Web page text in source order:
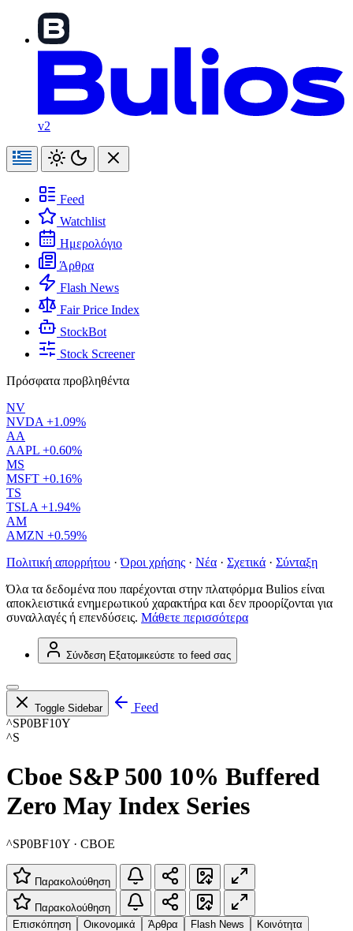
v2
Feed
Watchlist
Ημερολόγιο
Άρθρα
Flash News
Fair Price Index
StockBot
Stock Screener
Πρόσφατα προβληθέντα
NV
NVDA +1.09%
AA
AAPL +0.60%
MS
MSFT +0.16%
TS
TSLA +1.94%
AM
AMZN +0.59%
Πολιτική απορρήτου · Όροι χρήσης · Νέα · Σχετικά · Σύνταξη
Όλα τα δεδομένα που παρέχονται στην πλατφόρμα Bulios είναι
αποκλειστικά ενημερωτικού χαρακτήρα και δεν προορίζονται για
συναλλαγές ή επενδύσεις. Μάθετε περισσότερα
Σύνδεση Εξατομικεύστε το feed σας
Toggle Sidebar
Feed
^SP0BF10Y
^S
Cboe S&P 500 10% Buffered
Zero May Index Series
^SP0BF10Y · CBOE
Παρακολούθηση
Παρακολούθηση
Επισκόπηση
Οικονομικά Άρθρα Flash News Κοινότητα